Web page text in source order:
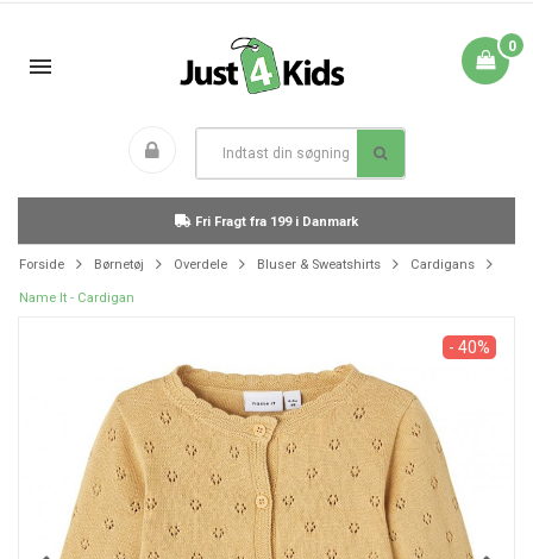
0
Fri Fragt fra 199 i Danmark
Forside Børnetøj Overdele Bluser & Sweatshirts Cardigans
Name It - Cardigan
- 40%